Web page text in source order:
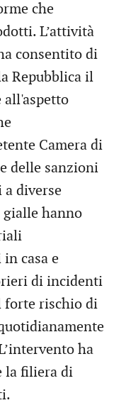
che
L’attività
consentito di
Repubblica il
Camera di
delle sanzioni
diverse
gialle hanno
casa e
di incidenti
forte rischio di
ha
la filiera di